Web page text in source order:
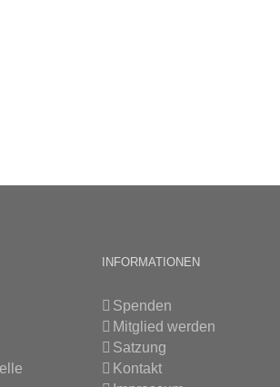
INFORMATIONEN
Spenden
Mitglied werden
Satzung
Kontakt